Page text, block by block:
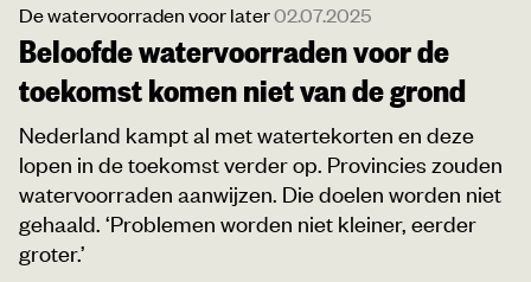
De watervoorraden voor later02.07.2025
Beloofde watervoorraden voor de
toekomst komen niet van de grond
Nederland kampt al met watertekorten en deze
lopen in de toekomst verder op. Provincies zouden
watervoorraden aanwijzen. Die doelen worden niet
gehaald. ‘Problemen worden niet kleiner, eerder
groter.’